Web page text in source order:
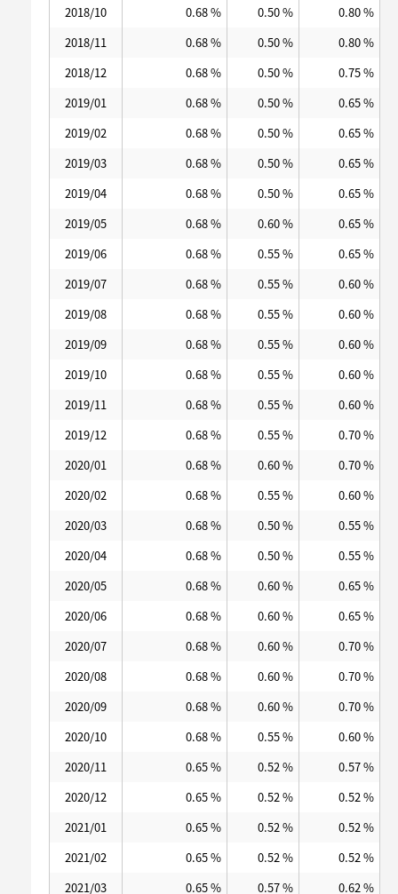
2018/10
0.68 % 0.50 %
0.80 %
2018/11
0.68 % 0.50 %
0.80 %
2018/12
0.68 % 0.50 %
0.75 %
2019/01
0.68 % 0.50 %
0.65 %
2019/02
0.68 % 0.50 %
0.65 %
2019/03
0.68 % 0.50 %
0.65 %
2019/04
0.68 % 0.50 %
0.65 %
2019/05
0.68 % 0.60 %
0.65 %
2019/06
0.68 % 0.55 %
0.65 %
2019/07
0.68 % 0.55 %
0.60 %
2019/08
0.68 % 0.55 %
0.60 %
2019/09
0.68 % 0.55 %
0.60 %
2019/10
0.68 % 0.55 %
0.60 %
2019/11
0.68 % 0.55 %
0.60 %
2019/12
0.68 % 0.55 %
0.70 %
2020/01
0.68 % 0.60 %
0.70 %
2020/02
0.68 % 0.55 %
0.60 %
2020/03
0.68 % 0.50 %
0.55 %
2020/04
0.68 % 0.50 %
0.55 %
2020/05
0.68 % 0.60 %
0.65 %
2020/06
0.68 % 0.60 %
0.65 %
2020/07
0.68 % 0.60 %
0.70 %
2020/08
0.68 % 0.60 %
0.70 %
2020/09
0.68 % 0.60 %
0.70 %
2020/10
0.68 % 0.55 %
0.60 %
2020/11
0.65 % 0.52 %
0.57 %
2020/12
0.65 % 0.52 %
0.52 %
2021/01
0.65 % 0.52 %
0.52 %
2021/02
0.65 % 0.52 %
0.52 %
2021/03
0.65 % 0.57 % 0.62 %